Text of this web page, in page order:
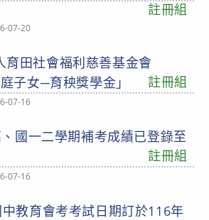
註冊組
07-20
育田社會福利慈善基金會
子女─育秧獎學金」
註冊組
07-16
國一二學期補考成績已登錄至
註冊組
07-16
教育會考考試日期訂於116年